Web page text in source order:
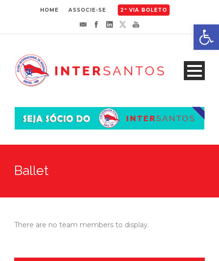
HOME ASSOCIE-SE 2ª VIA BOLETO
Ballet
There are no team members to display.
Abrir